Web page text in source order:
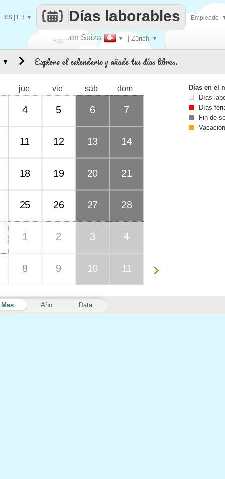
Haz ..en Suiza ▼ | Zürich ▼
Días laborables
ES FR ▼ Empleado
Explora el calendario y añade tus días libres.
Mes Año Data
jue vie sáb dom
4 5 6 7
11 12 13 14
18 19 20 21
25 26 27 28
1 2 3 4
8 9 10 11
▼
Días en el
Días
Días
Fin de